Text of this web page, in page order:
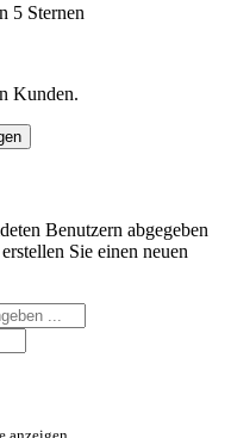
5 Sternen
Kunden.
Benutzern abgegeben
Sie einen neuen